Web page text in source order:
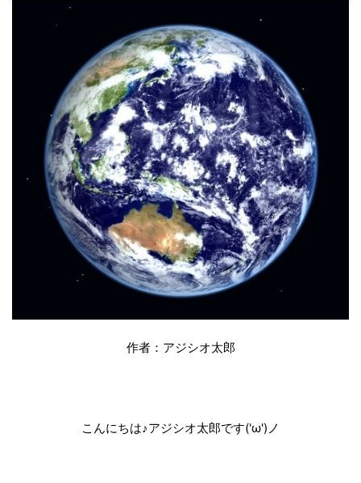
作者：アジシオ太郎
こんにちは♪アジシオ太郎です('ω')ノ